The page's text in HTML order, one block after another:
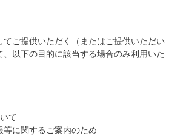
ご提供いただく（またはご提供いただい
以下の目的に該当する場合のみ利用いた
て
に関するご案内のため